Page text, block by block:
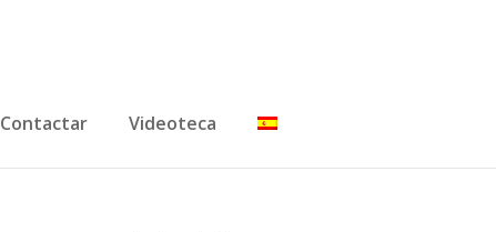
Contactar Videoteca